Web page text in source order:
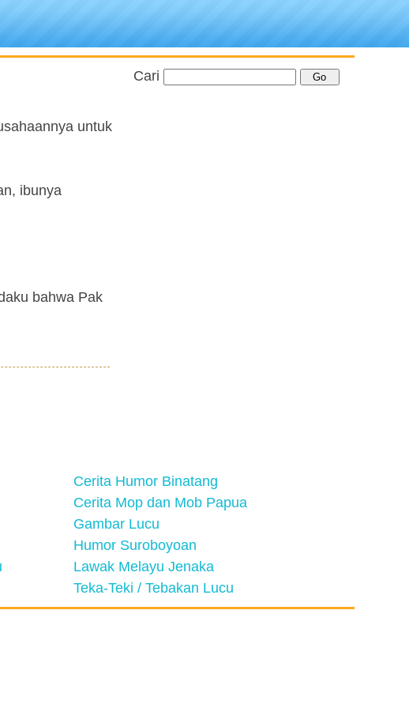
untuk
ibunya
bahwa Pak
Cari
Cerita Humor Binatang
Cerita Mop dan Mob Papua
Gambar Lucu
Humor Suroboyoan
Lawak Melayu Jenaka
Teka-Teki / Tebakan Lucu